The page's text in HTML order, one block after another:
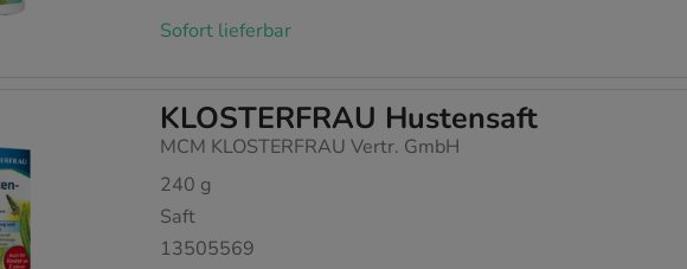
Sofort lieferbar
KLOSTERFRAU Hustensaft
MCM KLOSTERFRAU Vertr. GmbH
240 g
Saft
13505569